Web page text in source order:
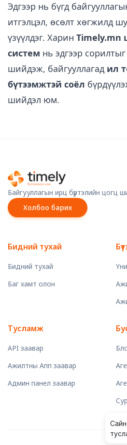
Эдгээр нь бүгд
итгэлцэл, өсөлт хөгжилд
үзүүлдэг. Харин Timely.mn
систем нь эдгээр
шийдэж, байгууллагад ил
бүтээмжтэй соёл
шийдэл юм.
Байгууллагын ирц бүртэлийн цогц
Холбоо барих
Бидний тухай
Бидний тухай
Баг хамт олон
Тусламж
API заавар
Ажилтны Апп заавар
Админ панел заавар